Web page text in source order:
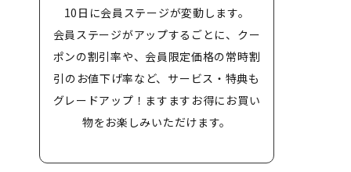
10日に会員ステージが変動します。
会員ステージがアップするごとに、クー
ポンの割引率や、会員限定価格の常時割
引のお値下げ率など、サービス・特典も
グレードアップ！ますますお得にお買い
物をお楽しみいただけます。